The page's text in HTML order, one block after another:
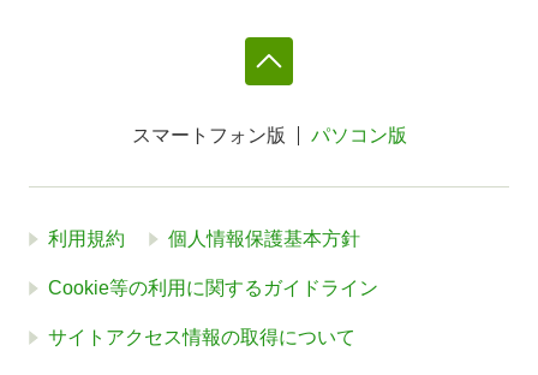
スマートフォン版 パソコン版
利用規約 個人情報保護基本方針
Cookie等の利用に関するガイドライン
サイトアクセス情報の取得について